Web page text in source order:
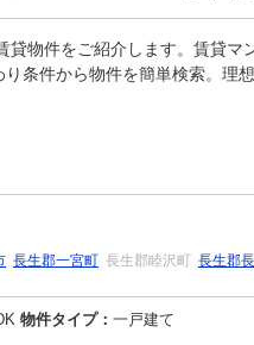
物件をご紹介します。賃貸
条件から物件を簡単検索。理
長生郡一宮町 長生郡睦沢町 長生郡
物件タイプ： 一戸建て